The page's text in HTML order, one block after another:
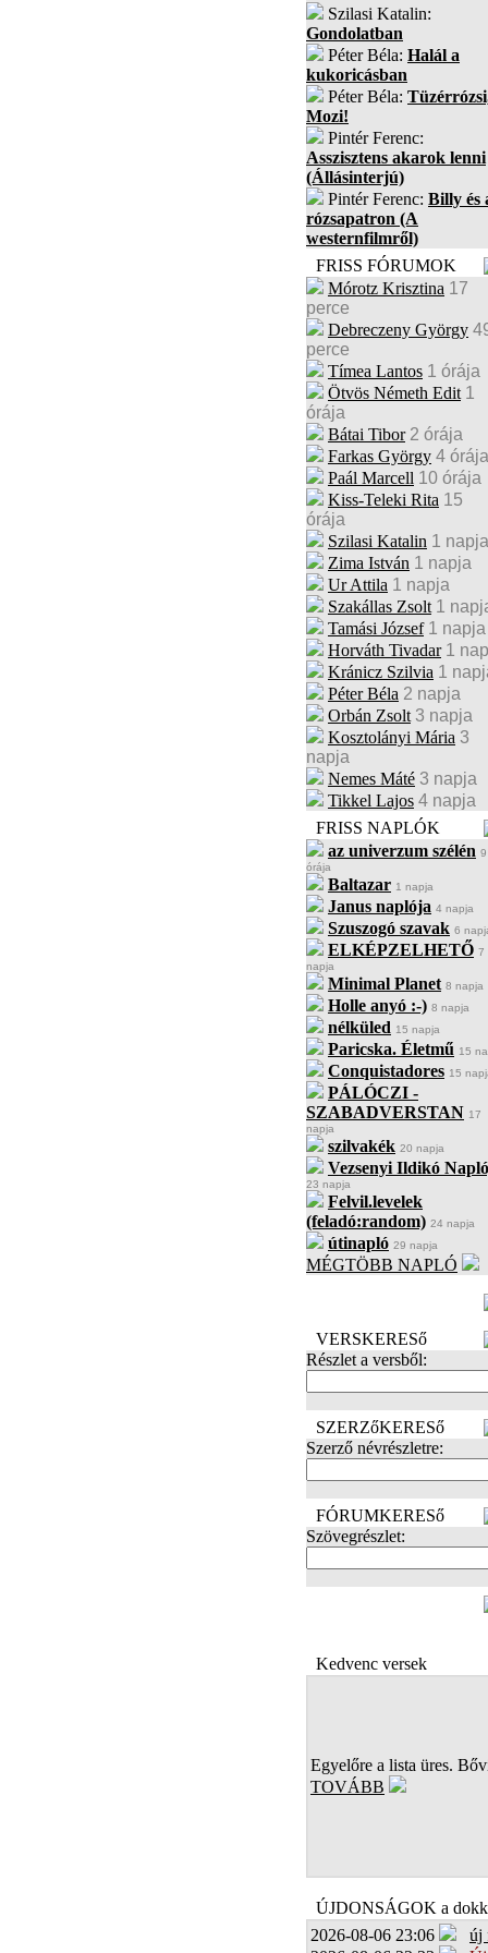
Szilasi Katalin:
Gondolatban
Péter Béla: Halál a
kukoricásban
Péter Béla:
Mozi!
Pintér Ferenc:
Asszisztens akarok lenni
(Állásinterjú)
Pintér Ferenc: Billy és
rózsapatron (A
westernfilmről)
FRISS FÓRUMOK
Mórotz Krisztina 17
perce
Debreczeny György
perce
Tímea Lantos 1 órája
Ötvös Németh Edit 1
órája
Bátai Tibor 2 órája
Farkas György 4 órája
Paál Marcell 10 órája
Kiss-Teleki Rita 15
órája
Szilasi Katalin 1 napja
Zima István 1 napja
Ur Attila 1 napja
Szakállas Zsolt 1
Tamási József 1 napja
Horváth Tivadar 1
Kránicz Szilvia 1
Péter Béla 2 napja
Orbán Zsolt 3 napja
Kosztolányi Mária 3
napja
Nemes Máté 3 napja
Tikkel Lajos 4 napja
FRISS NAPLÓK
az univerzum szélén 9
órája
Baltazar 1 napja
Janus naplója 4 napja
Szuszogó szavak 6
ELKÉPZELHETŐ 7
napja
Minimal Planet 8 napja
Holle anyó :-) 8 napja
nélküled 15 napja
Paricska. Életmű 15
Conquistadores 15
PÁLÓCZI -
SZABADVERSTAN 17
napja
szilvakék 20 napja
Vezsenyi Ildikó
23 napja
Felvil.levelek
(feladó:random) 24 napja
útinapló 29 napja
MÉGTÖBB NAPLÓ
VERSKERESő
Részlet a versből:
SZERZőKERESő
Szerző névrészletre:
FÓRUMKERESő
Szövegrészlet:
Kedvenc versek
Egyelőre a lista üres.
TOVÁBB
ÚJDONSÁGOK a
2026-08-06 23:06
új